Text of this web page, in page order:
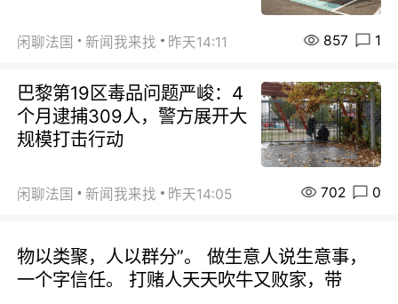
闲聊法国 新闻我来找 昨天14:11 857 1
巴黎第19区毒品问题严峻：4
个月逮捕309人，警方展开大
规模打击行动
闲聊法国 新闻我来找 昨天14:05 702 0
物以类聚，人以群分”。 做生意人说生意事，
一个字信任。 打赌人天天吹牛又败家，带